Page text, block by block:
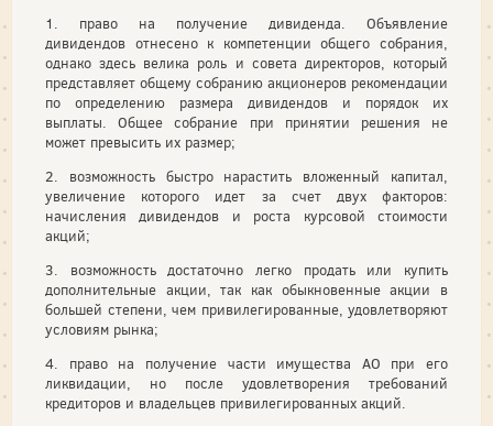
1. право на получение дивиденда. Объявление
дивидендов отнесено к компетенции общего собрания,
однако здесь велика роль и совета директоров, который
представляет общему собранию акционеров рекомендации
по определению размера дивидендов и порядок их
выплаты. Общее собрание при принятии решения не
может превысить их размер;
2. возможность быстро нарастить вложенный капитал,
увеличение которого идет за счет двух факторов:
начисления дивидендов и роста курсовой стоимости
акций;
3. возможность достаточно легко продать или купить
дополнительные акции, так как обыкновенные акции в
большей степени, чем привилегированные, удовлетворяют
условиям рынка;
4. право на получение части имущества АО при его
ликвидации, но после удовлетворения требований
кредиторов и владельцев привилегированных акций.